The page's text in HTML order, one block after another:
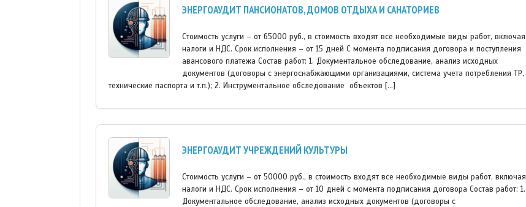
ЭНЕРГОАУДИТ ПАНСИОНАТОВ, ДОМОВ ОТДЫХА И САНАТОРИЕВ
Стоимость услуги – от 65000 руб., в стоимость входят все необходимые виды работ, включая
налоги и НДС. Срок исполнения – от 15 дней С момента подписания договора и поступления
авансового платежа Состав работ: 1. Документальное обследование, анализ исходных
документов (договоры с энергоснабжающими организациями, система учета потребления ТР,
технические паспорта и т.п.); 2. Инструментальное обследование объектов […]
ЭНЕРГОАУДИТ УЧРЕЖДЕНИЙ КУЛЬТУРЫ
Стоимость услуги – от 50000 руб., в стоимость входят все необходимые виды работ, включая
налоги и НДС. Срок исполнения – от 10 дней с момента подписания договора Состав работ: 1.
Документальное обследование, анализ исходных документов (договоры с